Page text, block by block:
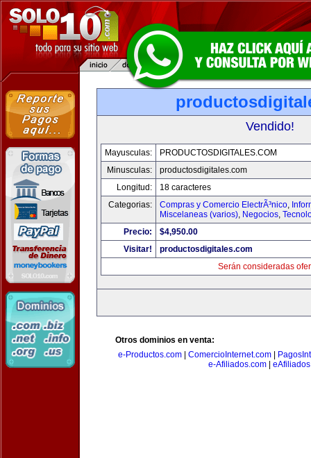
Vendido!
Mayusculas:
PRODUCTOSDIGITALES.COM
Minusculas:
productosdigitales.com
Longitud:
18 caracteres
Categorias:
Compras y Comercio ElectrÃ³nico,
Miscelaneas (varios), Negocios,
Precio:
$4,950.00
Visitar!
productosdigitales.com
Serán consideradas
Otros dominios en venta:
e-Productos.com
ComercioInternet.com
e-Afiliados.com|